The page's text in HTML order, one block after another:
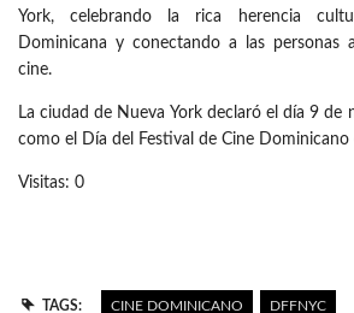
York, celebrando la rica herencia
Dominicana y conectando a las personas
cine.
La ciudad de Nueva York declaró el día 9 de
como el Día del Festival de Cine Dominicano
Visitas: 0
TAGS: CINE DOMINICANO DFFNYC